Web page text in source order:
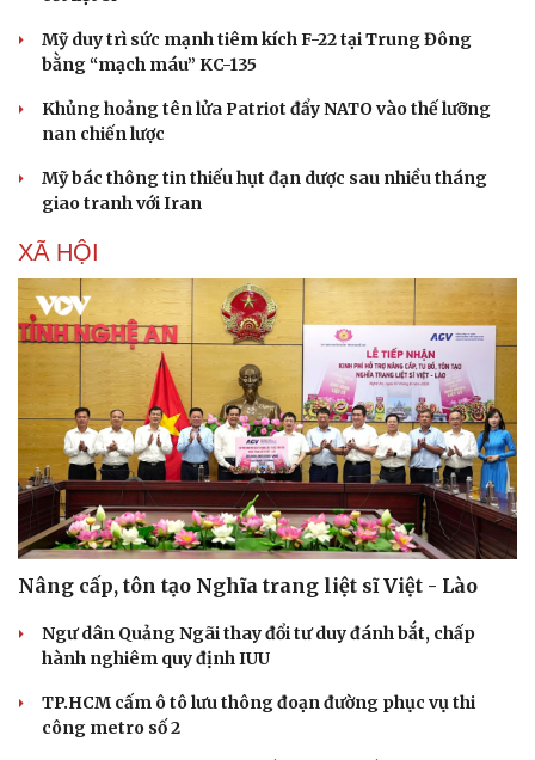
Mỹ duy trì sức mạnh tiêm kích F-22 tại Trung Đông
bằng “mạch máu” KC-135
Khủng hoảng tên lửa Patriot đẩy NATO vào thế lưỡng
nan chiến lược
Mỹ bác thông tin thiếu hụt đạn dược sau nhiều tháng
giao tranh với Iran
XÃ HỘI
Nâng cấp, tôn tạo Nghĩa trang liệt sĩ Việt - Lào
Ngư dân Quảng Ngãi thay đổi tư duy đánh bắt, chấp
hành nghiêm quy định IUU
TP.HCM cấm ô tô lưu thông đoạn đường phục vụ thi
công metro số 2